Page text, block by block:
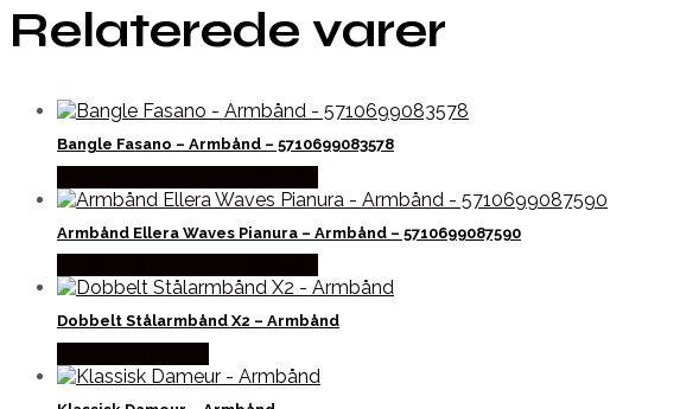
Relaterede varer
Bangle Fasano – Armbånd – 5710699083578
Armbånd Ellera Waves Pianura – Armbånd – 5710699087590
Dobbelt Stålarmbånd X2 – Armbånd